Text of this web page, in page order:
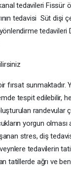
tedavileri Fissür
tedavisi Süt dişi
tedavileri
fırsat
tespit edilebilir,
randevular
yorgun olması
stres, diş
tedavilerin
tatillerde ağrı ve